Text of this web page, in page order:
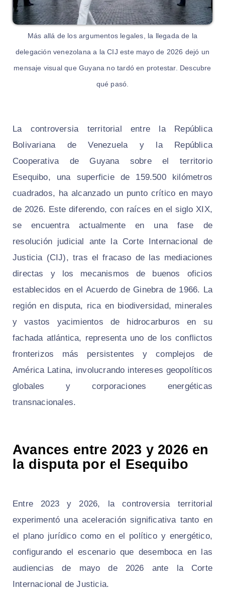
Más allá de los argumentos legales, la llegada de la
delegación venezolana a la CIJ este mayo de 2026 dejó un
mensaje visual que Guyana no tardó en protestar. Descubre
qué pasó.
La controversia territorial entre la República
Bolivariana de Venezuela y la República
Cooperativa de Guyana sobre el territorio
Esequibo, una superficie de 159.500 kilómetros
cuadrados, ha alcanzado un punto crítico en mayo
de 2026. Este diferendo, con raíces en el siglo XIX,
se encuentra actualmente en una fase de
resolución judicial ante la Corte Internacional de
Justicia (CIJ), tras el fracaso de las mediaciones
directas y los mecanismos de buenos oficios
establecidos en el Acuerdo de Ginebra de 1966. La
región en disputa, rica en biodiversidad, minerales
y vastos yacimientos de hidrocarburos en su
fachada atlántica, representa uno de los conflictos
fronterizos más persistentes y complejos de
América Latina, involucrando intereses geopolíticos
globales y corporaciones energéticas
transnacionales.
Avances entre 2023 y 2026 en
la disputa por el Esequibo
Entre 2023 y 2026, la controversia territorial
experimentó una aceleración significativa tanto en
el plano jurídico como en el político y energético,
configurando el escenario que desemboca en las
audiencias de mayo de 2026 ante la Corte
Internacional de Justicia.